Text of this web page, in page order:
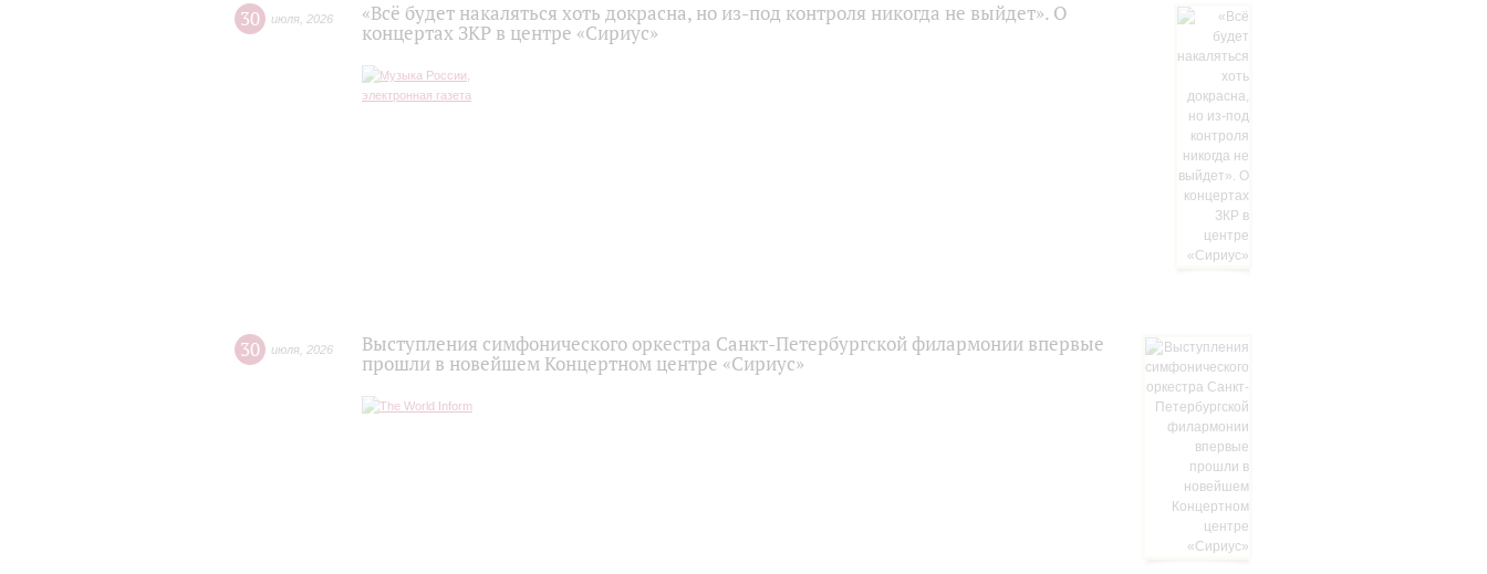
30 июля 2026
«Всё будет накаляться хоть докрасна, но из-под контроля никогда не выйдет». О
концертах ЗКР в центре «Сириус»
30 июля 2026
Выступления симфонического оркестра Санкт-Петербургской филармонии впервые
прошли в новейшем Концертном центре «Сириус»